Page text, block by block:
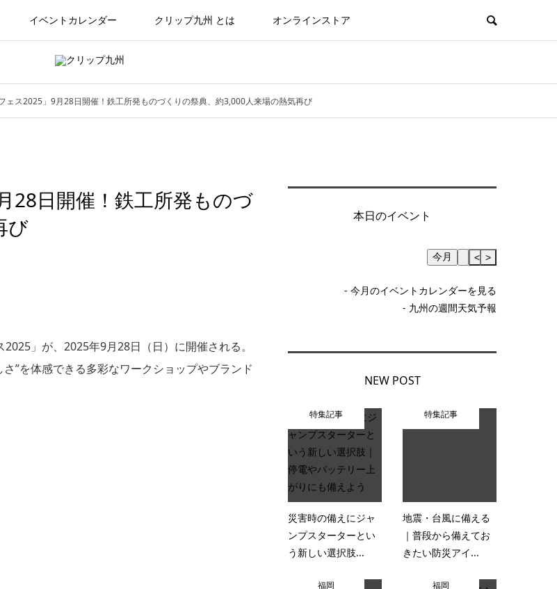
イベントカレンダー クリップ九州 とは オンラインストア
ェス2025」9月28日開催！鉄工所発ものづくりの祭典、約3,000人来場の熱気再び
28日開催！鉄工所発ものづ
び
」が、2025年9月28日（日）に開催される。
”を体感できる多彩なワークショップやブランド
本日のイベント
今月 < >
- 今月のイベントカレンダーを見る
- 九州の週間天気予報
NEW POST
特集記事
災害時の備えにジャ
ンプスターターとい
う新しい選択肢...
特集記事
地震・台風に備える
｜普段から備えてお
きたい防災アイ...
福岡 福岡